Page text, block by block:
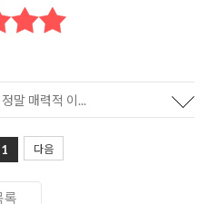
말 매력적 이...
1 다음
록